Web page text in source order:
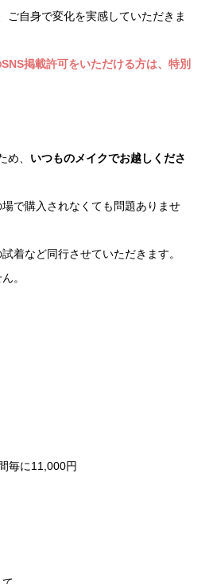
自身で変化を実感していただきま
掲載許可をいただける方は、特別
め、 いつものメイクでお越しくださ
で購入されなくても問題ありませ
着など同行させていただきます。
。
毎に11,000円